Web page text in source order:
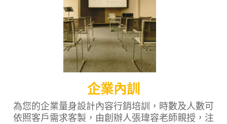
企業內訓
為您的企業量身設計內容行銷培訓，時數及人數可
依照客戶需求客製，由創辦人張瑋容老師親授，注